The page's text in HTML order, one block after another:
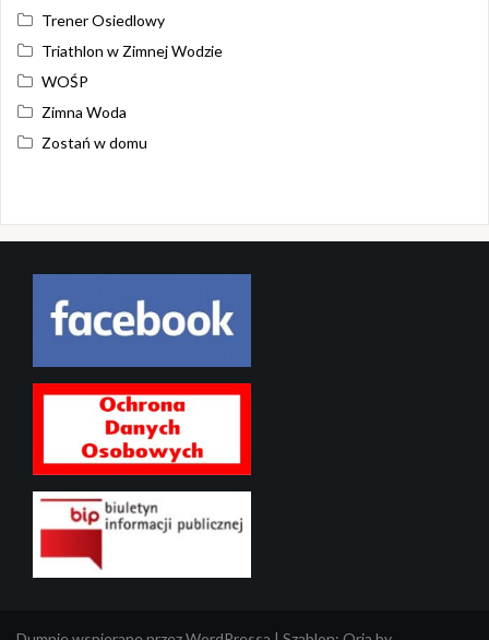
Trener Osiedlowy
Triathlon w Zimnej Wodzie
WOŚP
Zimna Woda
Zostań w domu